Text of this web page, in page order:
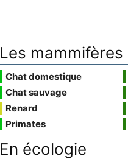
Les mammifères
Chat domestique
Chat sauvage
Renard
Primates
En écologie